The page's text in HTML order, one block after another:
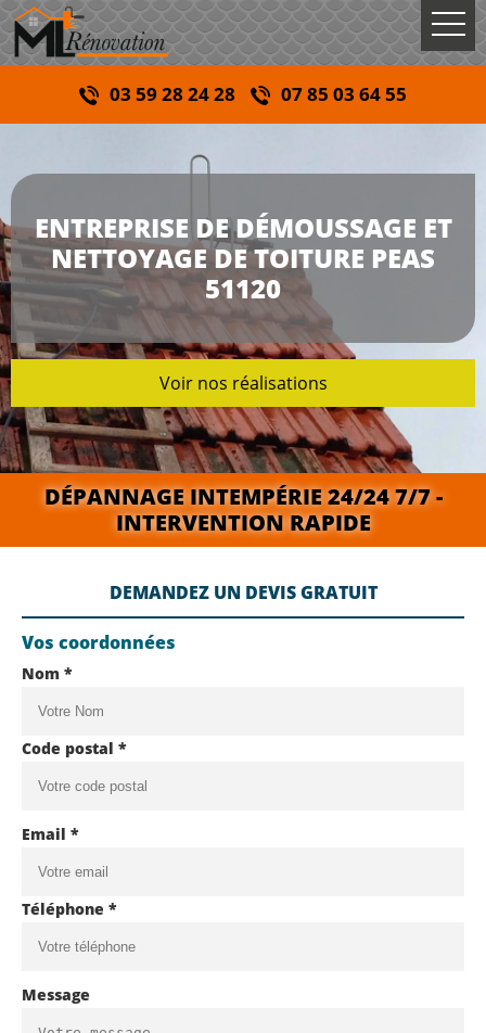
03 59 28 24 28 07 85 03 64 55
ENTREPRISE DE DÉMOUSSAGE ET
NETTOYAGE DE TOITURE PEAS
51120
Voir nos réalisations
DÉPANNAGE INTEMPÉRIE 24/24 7/7 -
INTERVENTION RAPIDE
DEMANDEZ UN DEVIS GRATUIT
Vos coordonnées
Nom *
Code postal *
Email *
Téléphone *
Message